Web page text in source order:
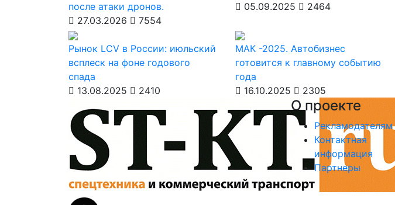
после атаки дронов.
27.03.2026
7554
05.09.2025
2464
Рынок LCV в России: июльский
всплеск на фоне годового
спада
13.08.2025
2410
МАК -2025. Автобизнес
готовится к главному событию
года
16.10.2025
2305
О проекте
Рекламодателям
Контактная
информация
Партнеры